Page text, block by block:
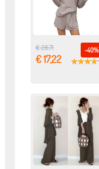
-40%
€ 28,71
€ 17,22